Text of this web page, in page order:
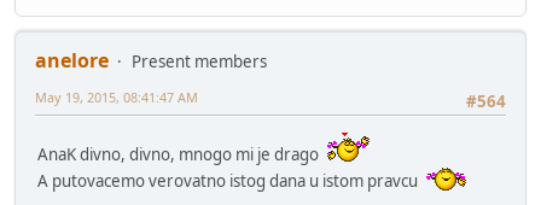
anelore
Present members
#564
May 19, 2015, 08:41:47 AM
AnaK divno, divno, mnogo mi je drago
A putovacemo verovatno istog dana u istom pravcu